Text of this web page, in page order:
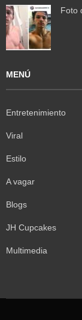
Foto
MENÚ
Entretenimiento
Viral
Estilo
A vagar
Blogs
JH Cupcakes
Multimedia